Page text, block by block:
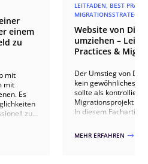
einem
zu
mit
mit
Es
zu
LEITFADEN, BEST
MIGRATIONSSTRATEGIE
Website von Divi
umziehen –
Practices &
Der Umstieg von Divi
kein gewöhnliches
sollte als
Migrationsprojekt
In diesem Fachartikel
sind, welche Risiken
MEHR ERFAHREN $